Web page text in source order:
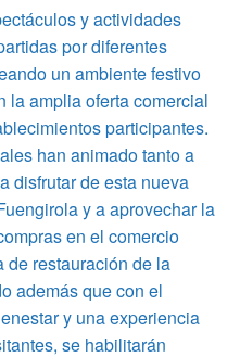
y actividades
por diferentes
un ambiente festivo
la amplia oferta comercial
participantes.
han animado tanto a
disfrutar de esta nueva
y a aprovechar la
en el comercio
de restauración de la
además que con el
y una experiencia
se habilitarán